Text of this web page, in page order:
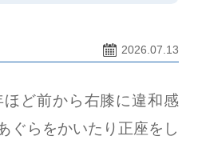
2026.07.13
ど前から右膝に違和感
ぐらをかいたり正座をし